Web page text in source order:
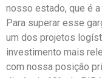
nosso estado, que é
Para superar esse
um dos projetos
investimento mais
com nossa posição